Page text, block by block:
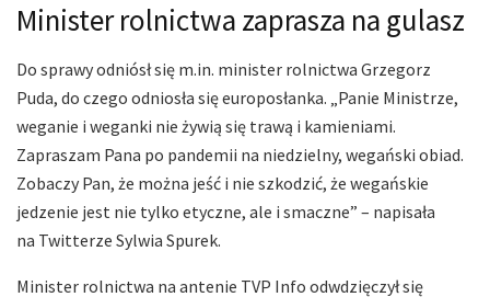
Minister rolnictwa zaprasza na gulasz
Do sprawy odniósł się m.in. minister rolnictwa Grzegorz
Puda, do czego odniosła się europosłanka. „Panie Ministrze,
weganie i weganki nie żywią się trawą i kamieniami.
Zapraszam Pana po pandemii na niedzielny, wegański obiad.
Zobaczy Pan, że można jeść i nie szkodzić, że wegańskie
jedzenie jest nie tylko etyczne, ale i smaczne” – napisała
na Twitterze Sylwia Spurek.
Minister rolnictwa na antenie TVP Info odwdzięczył się